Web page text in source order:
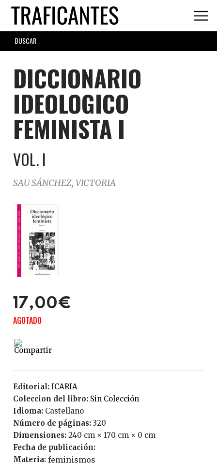
Skip
main
content
SEARCH
FORM
DICCIONARIO
IDEOLOGICO
FEMINISTA I
VOL. I
SAU SÁNCHEZ, VICTORIA
17,00€
AGOTADO
Editorial: ICARIA
Coleccion del libro:
Sin Colección
Idioma:
Castellano
Número de páginas:
320
Dimensiones: 240 cm × 170 cm × 0 cm
Fecha de publicación:
Materia: feminismos